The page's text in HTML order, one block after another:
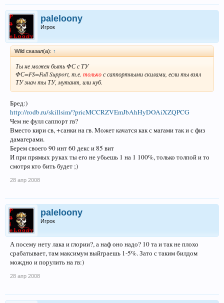
paleloony
Игрок
Wild сказал(а): ↑
Ты не можен быть ФС с ТУ
ФС=FS=Full Support, т.е. толькос саппортными скилами, если ты взял
ТУ знач ты ТУ, мутант, или нуб.
Бред:)
http://rodb.ru/skillsim/?pricMCCRZVEmJbAhHyDOAiXZQPCG
Чем не фулл саппорт гв?
Вместо кири св, +санки на гв. Может качатся как с магами так и с физ
дамагерами.
Берем своего 90 инт 60 декс и 85 вит
И при прямых руках ты его не убьешь 1 на 1 100%, только толпой и то
смотря кто бить будет ;)
28 апр 2008
paleloony
Игрок
А посему нету лака и глории?, а наф оно надо? 10 та и так не плохо
срабатывает, там максимум выйграешь 1-5%. Зато с таким билдом
мождно и порулить на гв:)
28 апр 2008